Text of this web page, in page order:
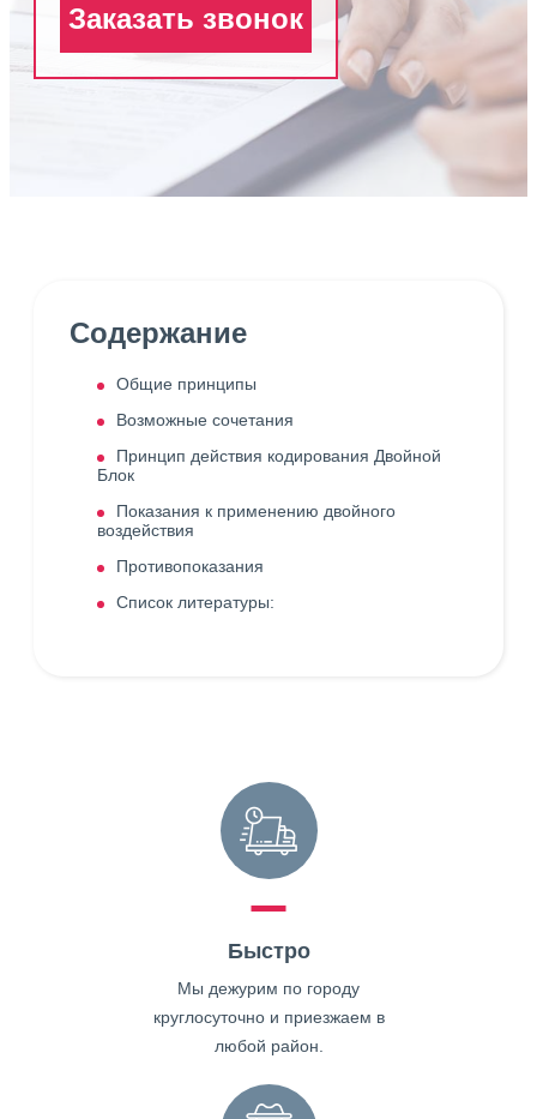
Заказать звонок
Содержание
Общие принципы
Возможные сочетания
Принцип действия кодирования Двойной
Блок
Показания к применению двойного
воздействия
Противопоказания
Список литературы:
Быстро
Мы дежурим по городу
круглосуточно и приезжаем в
любой район.